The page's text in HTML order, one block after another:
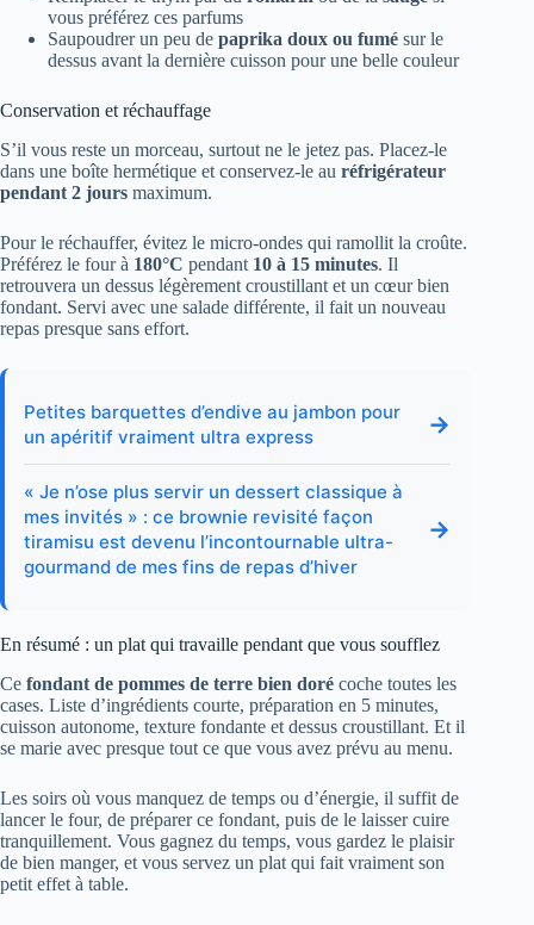
vous préférez ces parfums
Saupoudrer un peu de paprika doux ou fumé sur le
dessus avant la dernière cuisson pour une belle couleur
Conservation et réchauffage
S’il vous reste un morceau, surtout ne le jetez pas. Placez-le
dans une boîte hermétique et conservez-le au réfrigérateur
pendant 2 jours maximum.
Pour le réchauffer, évitez le micro-ondes qui ramollit la croûte.
Préférez le four à 180°C pendant 10 à 15 minutes. Il
retrouvera un dessus légèrement croustillant et un cœur bien
fondant. Servi avec une salade différente, il fait un nouveau
repas presque sans effort.
Petites barquettes d’endive au jambon pour
un apéritif vraiment ultra express
→
« Je n’ose plus servir un dessert classique à
mes invités » : ce brownie revisité façon
tiramisu est devenu l’incontournable ultra-
gourmand de mes fins de repas d’hiver
→
En résumé : un plat qui travaille pendant que vous soufflez
Ce fondant de pommes de terre bien doré coche toutes les
cases. Liste d’ingrédients courte, préparation en 5 minutes,
cuisson autonome, texture fondante et dessus croustillant. Et il
se marie avec presque tout ce que vous avez prévu au menu.
Les soirs où vous manquez de temps ou d’énergie, il suffit de
lancer le four, de préparer ce fondant, puis de le laisser cuire
tranquillement. Vous gagnez du temps, vous gardez le plaisir
de bien manger, et vous servez un plat qui fait vraiment son
petit effet à table.